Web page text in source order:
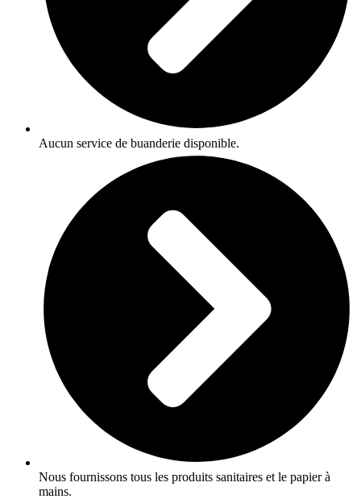
Aucun service de buanderie disponible.
Nous fournissons tous les produits sanitaires et le papier à
mains.